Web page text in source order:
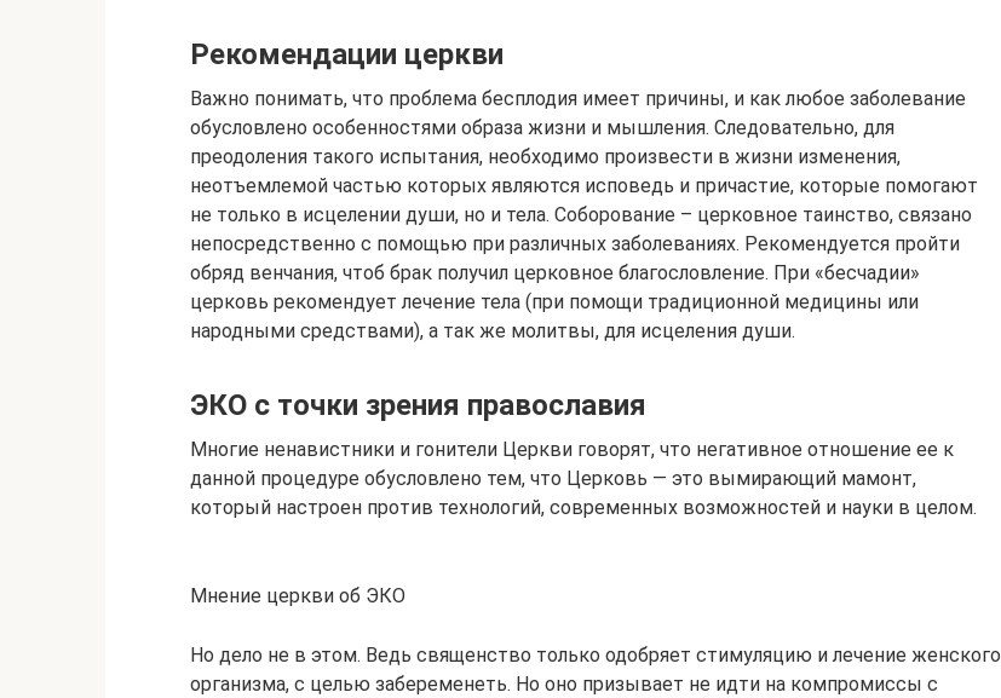
Рекомендации церкви
Важно понимать, что проблема бесплодия имеет причины, и как любое заболевание
обусловлено особенностями образа жизни и мышления. Следовательно, для
преодоления такого испытания, необходимо произвести в жизни изменения,
неотъемлемой частью которых являются исповедь и причастие, которые помогают
не только в исцелении души, но и тела. Соборование – церковное таинство, связано
непосредственно с помощью при различных заболеваниях. Рекомендуется пройти
обряд венчания, чтоб брак получил церковное благословление. При «бесчадии»
церковь рекомендует лечение тела (при помощи традиционной медицины или
народными средствами), а так же молитвы, для исцеления души.
ЭКО с точки зрения православия
Многие ненавистники и гонители Церкви говорят, что негативное отношение ее к
данной процедуре обусловлено тем, что Церковь — это вымирающий мамонт,
который настроен против технологий, современных возможностей и науки в целом.
Мнение церкви об ЭКО
Но дело не в этом. Ведь священство только одобряет стимуляцию и лечение женского
организма, с целью забеременеть. Но оно призывает не идти на компромиссы с